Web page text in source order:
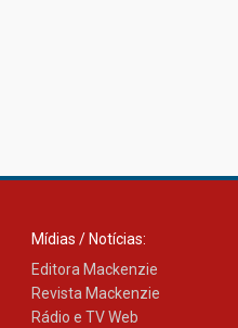
Mídias / Notícias:
Editora Mackenzie
Revista Mackenzie
Rádio e TV Web